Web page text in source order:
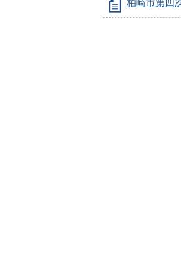
柏崎市第四